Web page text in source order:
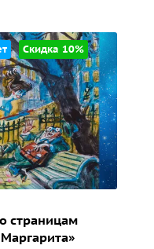
Скидка 10%
страницам